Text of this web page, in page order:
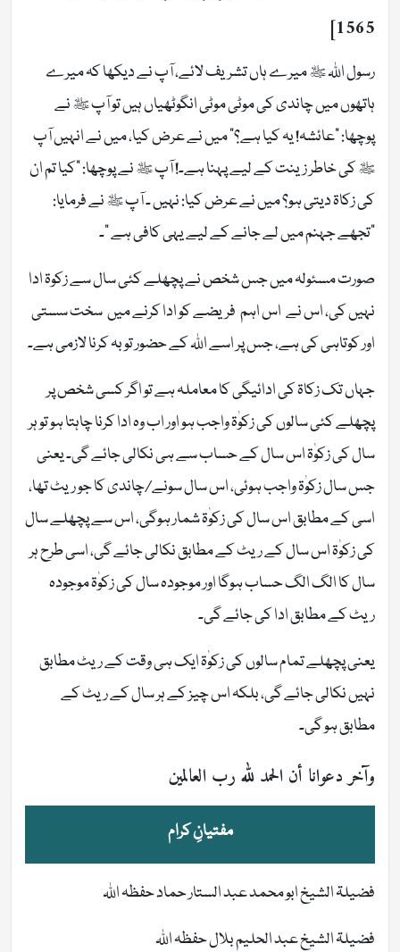
1565]
رسول اللہ ﷺ میرے ہاں تشریف لائے، آپ نے دیکھا کہ میرے
ہاتھوں میں چاندی کی موٹی موٹی انگوٹھیاں ہیں تو آپ ﷺ نے
پوچھا: ”عائشہ! یہ کیا ہے؟“ میں نے عرض کیا، میں نے انہیں آپ
ﷺ کی خاطر زینت کے لیے پہنا ہے۔! آپ ﷺ نے پوچھا: ”کیا تم ان
کی زکاۃ دیتی ہو؟ میں نے عرض کیا: نہیں ۔ آپ ﷺ نے فرمایا:
”تجھے جہنم میں لے جانے کے لیے یہی کافی ہے “۔
صورت مسئولہ میں جس شخص نے پچھلے کئی سال سے زکوۃ ادا
نہیں کی، اس نے اس اہم فریضے کو ادا کرنے میں سخت سستی
اور کوتاہی کی ہے، جس پر اسے اللہ کے حضور توبہ کرنا لازمی ہے۔
جہاں تک زکاۃ کی ادائیگی کا معاملہ ہے تو اگر کسی شخص پر
پچھلے کئی سالوں کی زکوٰۃ واجب ہو اور اب وہ ادا کرنا چاہتا ہو تو ہر
سال کی زکوٰۃ اس سال کے حساب سے ہی نکالی جائے گی۔ یعنی
جس سال زکوٰۃ واجب ہوئی، اس سال سونے/چاندی کا جو ریٹ تھا،
اسی کے مطابق اس سال کی زکوٰۃ شمار ہوگی، اس سے پچھلے سال
کی زکوٰۃ اس سال کے ریٹ کے مطابق نکالی جائے گی، اسی طرح ہر
سال کا الگ الگ حساب ہوگا اور موجودہ سال کی زکوٰۃ موجودہ
ریٹ کے مطابق ادا کی جائے گی۔
یعنی پچھلے تمام سالوں کی زکوٰۃ ایک ہی وقت کے ریٹ مطابق
نہیں نکالی جائے گی، بلکہ اس چیز کے ہر سال کے ریٹ کے
مطابق ہو گی۔
وآخر دعوانا أن الحمد لله رب العالمين
مفتیانِ کرام
فضیلۃ الشیخ ابو محمد عبد الستار حماد حفظہ اللہ
فضیلۃ الشیخ عبد الحلیم بلال حفظہ اللہ